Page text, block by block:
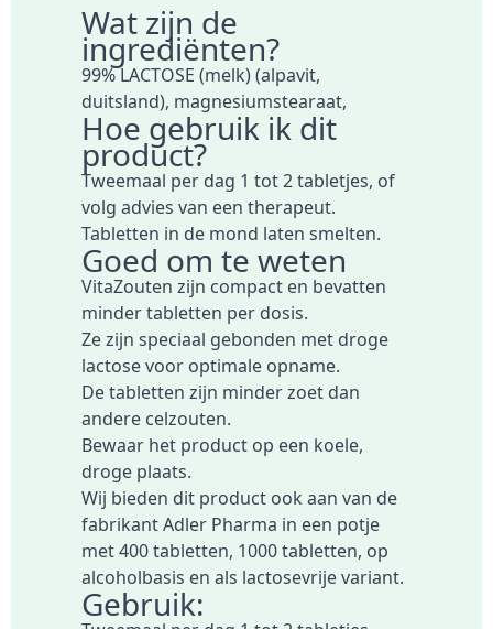
Wat zijn de
ingrediënten?
99% LACTOSE (melk) (alpavit,
duitsland), magnesiumstearaat,
Hoe gebruik ik dit
product?
Tweemaal per dag 1 tot 2 tabletjes, of
volg advies van een therapeut.
Tabletten in de mond laten smelten.
Goed om te weten
VitaZouten zijn compact en bevatten
minder tabletten per dosis.
Ze zijn speciaal gebonden met droge
lactose voor optimale opname.
De tabletten zijn minder zoet dan
andere celzouten.
Bewaar het product op een koele,
droge plaats.
Wij bieden dit product ook aan van de
fabrikant Adler Pharma in een potje
met400 tabletten, 1000 tabletten, op
alcoholbasis en als lactosevrije variant.
Gebruik: